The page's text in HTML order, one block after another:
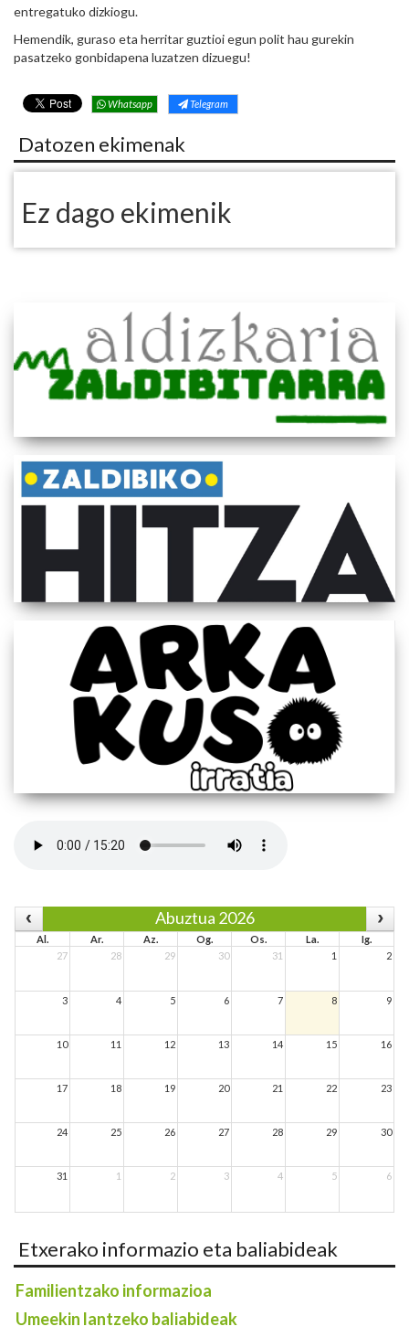
entregatuko dizkiogu.
Hemendik, guraso eta herritar guztioi egun polit hau gurekin
pasatzeko gonbidapena luzatzen dizuegu!
Whatsapp Telegram
Datozen ekimenak
Ez dago ekimenik
Abuztua 2026
Al. Ar. Az. Og. Os. La.
Ig.
27
28 29 30 31 1 2
3 4 5 6 7 8 9
10 11 12 13 14 15 16
17 18 19 20 21 22 23
24 25 26 27 28 29 30
31 1 2 3 4 5 6
Etxerako informazio eta baliabideak
Familientzako informazioa
Umeekin lantzeko baliabideak